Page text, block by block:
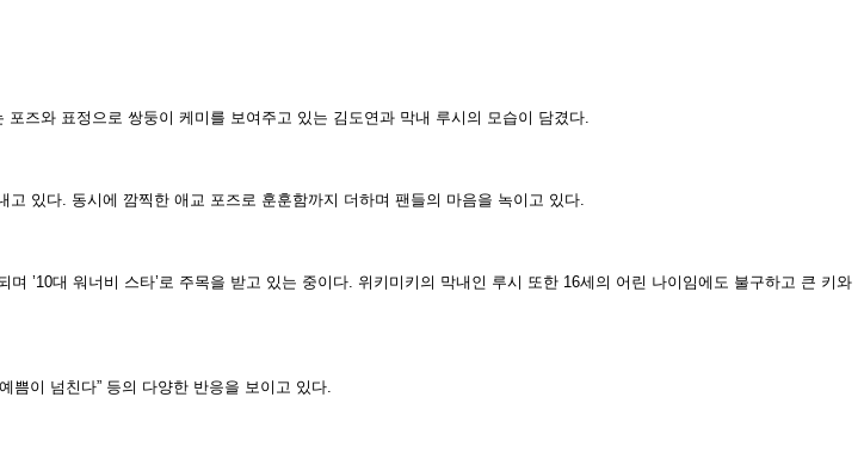
즈와 표정으로 쌍둥이 케미를 보여주고 있는 김도연과 막내 루시의 모습이 담겼다.
있다. 동시에 깜찍한 애교 포즈로 훈훈함까지 더하며 팬들의 마음을 녹이고 있다.
’10대 워너비 스타’로 주목을 받고 있는 중이다. 위키미키의 막내인 루시 또한 16세의 어린 나이임에도 불구하고 큰 키와
쁨이 넘친다” 등의 다양한 반응을 보이고 있다.